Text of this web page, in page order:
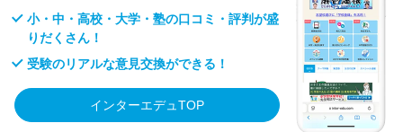
小・中・高校・大学・塾の口コミ・評判が盛
りだくさん！
受験のリアルな意見交換ができる！
インターエデュTOP